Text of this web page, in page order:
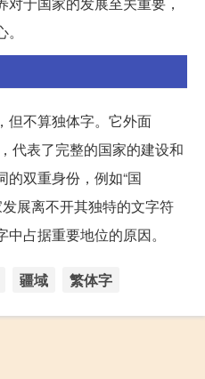
但不算独体字。它外面
代表了完整的国家的建设和
双重身份，例如“国
发展离不开其独特的文字符
占据重要地位的原因。
疆域 繁体字